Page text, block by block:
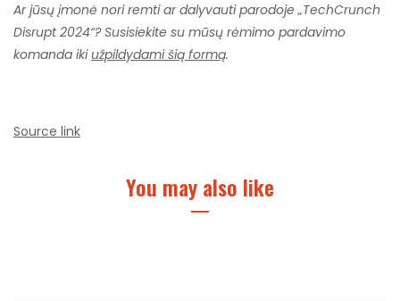
Ar jūsų įmonė nori remti ar dalyvauti parodoje „TechCrunch
Disrupt 2024“? Susisiekite su mūsų rėmimo pardavimo
komanda ikiužpildydami šią formą.
Source link
You may also like